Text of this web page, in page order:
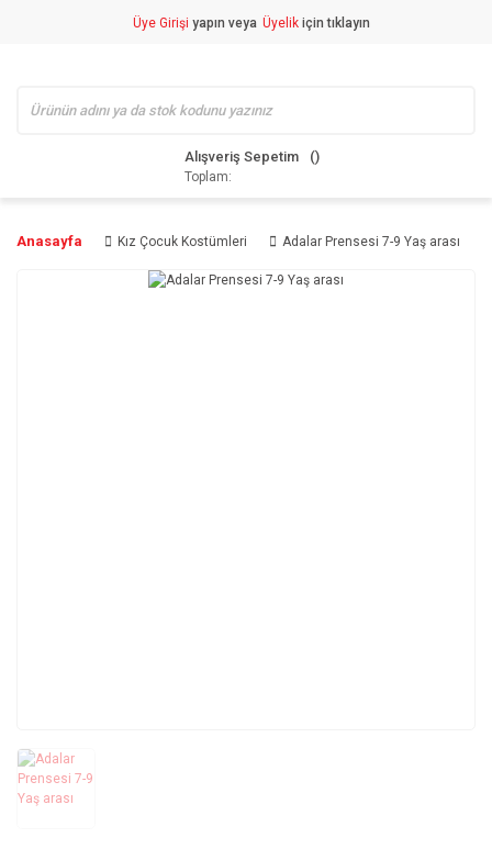
Üye Girişi yapın veya Üyelik için tıklayın
Alışveriş Sepetim
Toplam:
Anasayfa Kız Çocuk Kostümleri Adalar Prensesi 7-9 Yaş arası